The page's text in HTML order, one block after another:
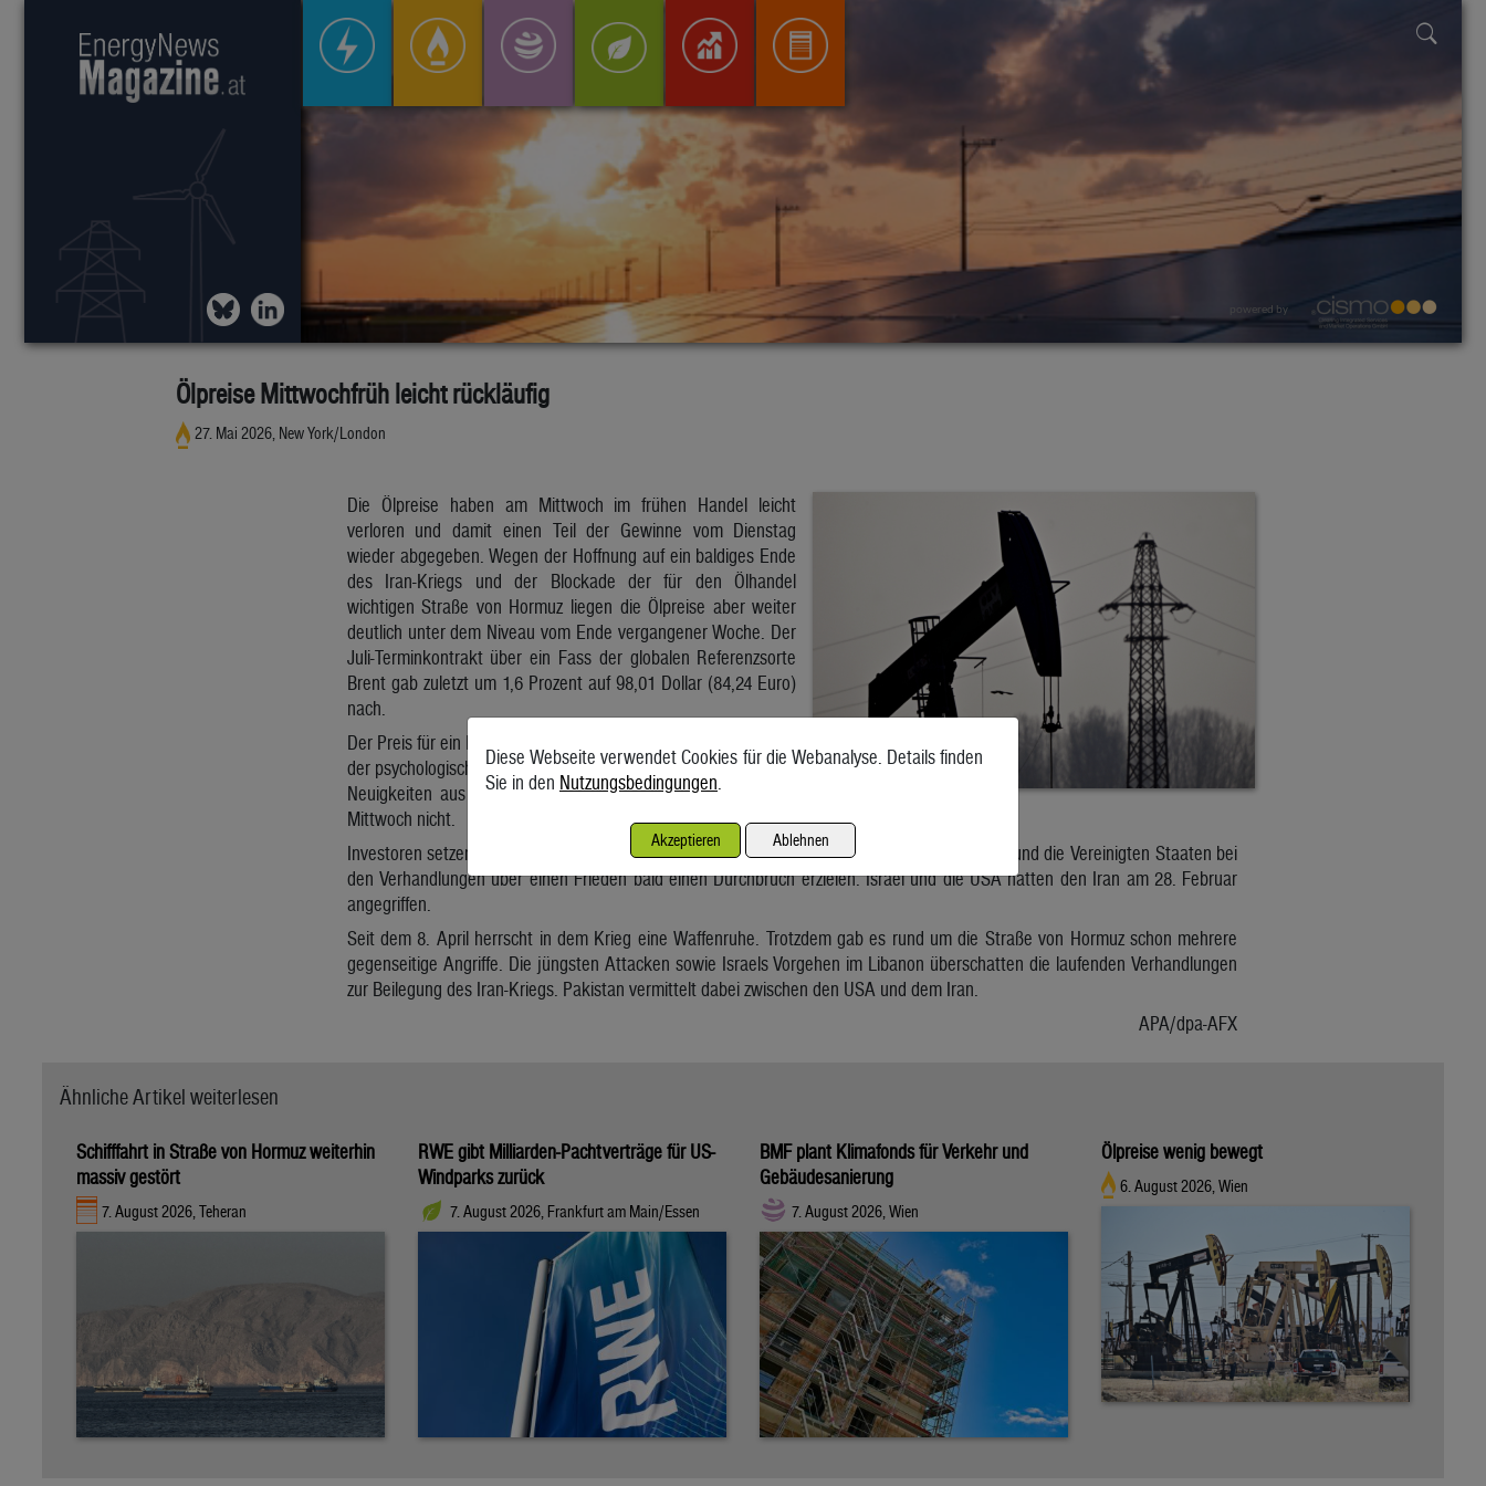
powered by
Ölpreise Mittwochfrüh leicht rückläufig
27. Mai 2026, New York/London
Die Ölpreise haben am Mittwoch im frühen Handel leicht
verloren und damit einen Teil der Gewinne vom Dienstag
wieder abgegeben. Wegen der Hoffnung auf ein baldiges Ende
des Iran-Kriegs und der Blockade der für den Ölhandel
wichtigen Straße von Hormuz liegen die Ölpreise aber weiter
deutlich unter dem Niveau vom Ende vergangener Woche. Der
Juli-Terminkontrakt über ein Fass der globalen Referenzsorte
Brent gab zuletzt um 1,6 Prozent auf 98,01 Dollar (84,24 Euro)
nach.
Der Preis für ein Barrel (159 Liter) Brent liegt somit weiter unter
der psychologisch wichtigen Marke von 100 Dollar. Wesentliche
Neuigkeiten aus dem Nahen Osten gab es in der Nacht auf
Mittwoch nicht.
Investoren setzen ungeachtet einiger militärischer Zwischenfälle weiter darauf, dass der Iran und die Vereinigten Staaten bei
den Verhandlungen über einen Frieden bald einen Durchbruch erzielen. Israel und die USA hatten den Iran am 28. Februar
angegriffen.
Seit dem 8. April herrscht in dem Krieg eine Waffenruhe. Trotzdem gab es rund um die Straße von Hormuz schon mehrere
gegenseitige Angriffe. Die jüngsten Attacken sowie Israels Vorgehen im Libanon überschatten die laufenden Verhandlungen
zur Beilegung des Iran-Kriegs. Pakistan vermittelt dabei zwischen den USA und dem Iran.
APA/dpa-AFX
Ähnliche Artikel weiterlesen
Schifffahrt in Straße von Hormuz weiterhin
massiv gestört
7. August 2026, Teheran
RWE gibt Milliarden-Pachtverträge für US-
Windparks zurück
7. August 2026, Frankfurt am Main/Essen
BMF plant Klimafonds für Verkehr und
Gebäudesanierung
7. August 2026, Wien
Ölpreise wenig bewegt
6. August 2026, Wien
Diese Webseite verwendet Cookies für die Webanalyse. Details finden
Sie in den Nutzungsbedingungen
Akzeptieren Ablehnen